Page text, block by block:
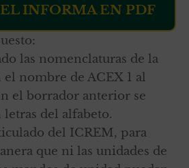
INFORMA EN PDF
las nomenclaturas de la
nombre de ACEX 1 al
el borrador anterior se
del alfabeto.
del ICREM, para
que ni las unidades de